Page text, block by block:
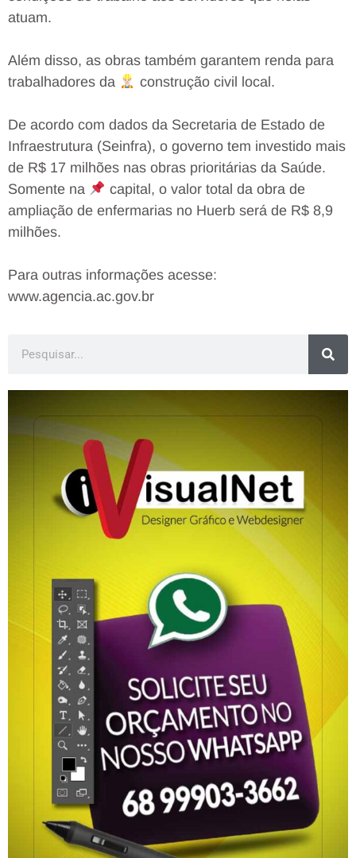
atuam.⠀
Além disso, as obras também garantem renda para
trabalhadores da
construção civil local.⠀
De acordo com dados da Secretaria de Estado de
Infraestrutura (Seinfra), o governo tem investido mais
de R$ 17 milhões nas obras prioritárias da Saúde.
Somente na
capital, o valor total da obra de
ampliação de enfermarias no Huerb será de R$ 8,9
milhões.⠀
Para outras informações acesse:
www.agencia.ac.gov.br